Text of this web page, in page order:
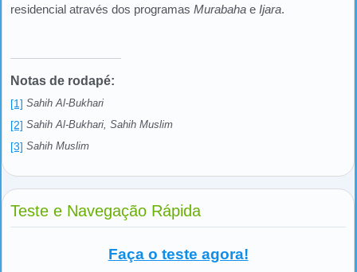
residencial através dos programas Murabaha e Ijara.
Notas de rodapé:
[1] Sahih Al-Bukhari
[2] Sahih Al-Bukhari, Sahih Muslim
[3] Sahih Muslim
Teste e Navegação Rápida
Faça o teste agora!